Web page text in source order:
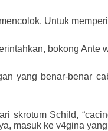
Untuk
bokong Ante
yang benar-benar
skrotum Schild,
masuk ke v4gina